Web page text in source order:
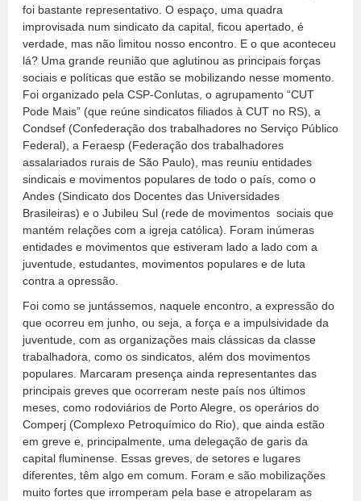
foi bastante representativo. O espaço, uma quadra
improvisada num sindicato da capital, ficou apertado, é
verdade, mas não limitou nosso encontro. E o que aconteceu
lá? Uma grande reunião que aglutinou as principais forças
sociais e políticas que estão se mobilizando nesse momento.
Foi organizado pela CSP-Conlutas, o agrupamento “CUT
Pode Mais” (que reúne sindicatos filiados à CUT no RS), a
Condsef (Confederação dos trabalhadores no Serviço Público
Federal), a Feraesp (Federação dos trabalhadores
assalariados rurais de São Paulo), mas reuniu entidades
sindicais e movimentos populares de todo o país, como o
Andes (Sindicato dos Docentes das Universidades
Brasileiras) e o Jubileu Sul (rede de movimentos sociais que
mantém relações com a igreja católica). Foram inúmeras
entidades e movimentos que estiveram lado a lado com a
juventude, estudantes, movimentos populares e de luta
contra a opressão.
Foi como se juntássemos, naquele encontro, a expressão do
que ocorreu em junho, ou seja, a força e a impulsividade da
juventude, com as organizações mais clássicas da classe
trabalhadora, como os sindicatos, além dos movimentos
populares. Marcaram presença ainda representantes das
principais greves que ocorreram neste país nos últimos
meses, como rodoviários de Porto Alegre, os operários do
Comperj (Complexo Petroquímico do Rio), que ainda estão
em greve e, principalmente, uma delegação de garis da
capital fluminense. Essas greves, de setores e lugares
diferentes, têm algo em comum. Foram e são mobilizações
muito fortes que irromperam pela base e atropelaram as